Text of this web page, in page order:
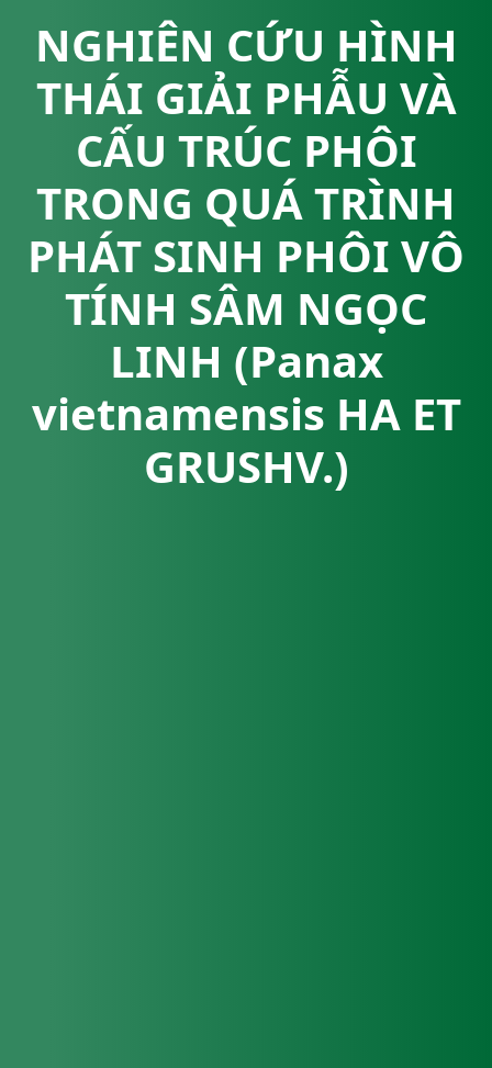
NGHIÊN CỨU HÌNH
THÁI GIẢI PHẪU VÀ
CẤU TRÚC PHÔI
TRONG QUÁ TRÌNH
PHÁT SINH PHÔI VÔ
TÍNH SÂM NGỌC
LINH (Panax
vietnamensis HA ET
GRUSHV.)